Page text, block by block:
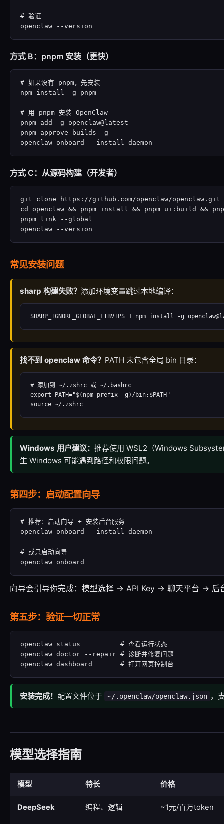
# 验证
openclaw --version
方式 B：pnpm 安装（更快）
# 如果没有 pnpm，先安装
npm install -g pnpm
# 用 pnpm 安装 OpenClaw
pnpm add -g openclaw@latest
pnpm approve-builds -g
openclaw onboard --install-daemon
方式 C：从源码构建（开发者）
git clone https://github.com/openclaw/openclaw.git
cd openclaw && pnpm install && pnpm ui:build &&
pnpm link --global
openclaw --version
常见安装问题
sharp 构建失败？ 添加环境变量跳过本地编译：
SHARP_IGNORE_GLOBAL_LIBVIPS=1 npm install -g
找不到 openclaw 命令？ PATH 未包含全局 bin 目录：
# 添加到 ~/.zshrc 或 ~/.bashrc
export PATH="$(npm prefix -g)/bin:$PATH"
source ~/.zshrc
Windows 用户建议： 推荐使用 WSL2（Windows
生 Windows 可能遇到路径和权限问题。
第四步：启动配置向导
# 推荐：启动向导 + 安装后台服务
openclaw onboard --install-daemon
# 或只启动向导
openclaw onboard
向导会引导你完成：模型选择 → API Key → 聊天平台 → 后
第五步：验证一切正常
openclaw status          # 查看运行状态
openclaw doctor --repair # 诊断并修复问题
openclaw dashboard       # 打开网页控制台
安装完成！ 配置文件位于 ~/.openclaw/openclaw.json ，
模型选择指南
模型 特长 价格
DeepSeek 编程、逻辑 ~1元/百万token